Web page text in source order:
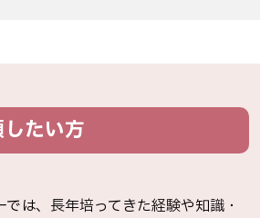
たい方
は、長年培ってきた経験や知識・